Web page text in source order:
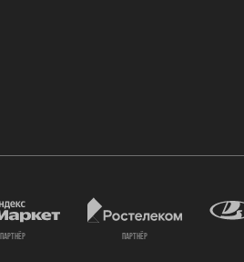
партнёр партнёр